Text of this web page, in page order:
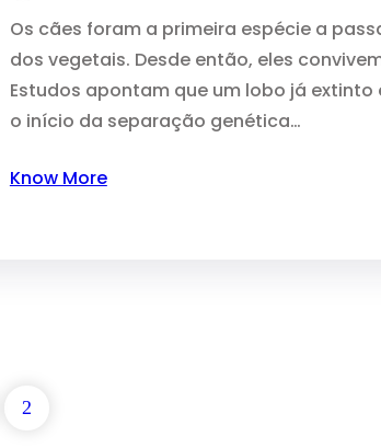
Os cães foram a primeira espécie a
dos vegetais. Desde então, eles
Estudos apontam que um lobo já
o início da separação genética…
Know More
2